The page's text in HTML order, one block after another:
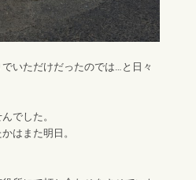
いただけだったのでは…と日々
でした。
はまた明日。